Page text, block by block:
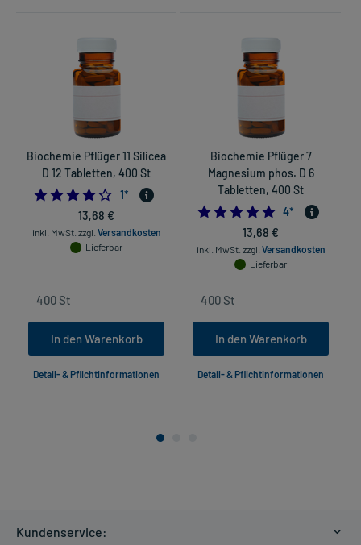
Biochemie Pflüger 11 Silicea
D 12 Tabletten, 400 St
4.0
1*
13,68 €
inkl. MwSt. zzgl. Versandkosten
Lieferbar
In den Warenkorb
Detail- & Pflichtinformationen
Biochemie Pflüger 7
Magnesium phos. D 6
Tabletten, 400 St
5.0
4*
13,68 €
inkl. MwSt. zzgl. Versandkosten
Lieferbar
In den Warenkorb
Detail- & Pflichtinformationen
Kundenservice: